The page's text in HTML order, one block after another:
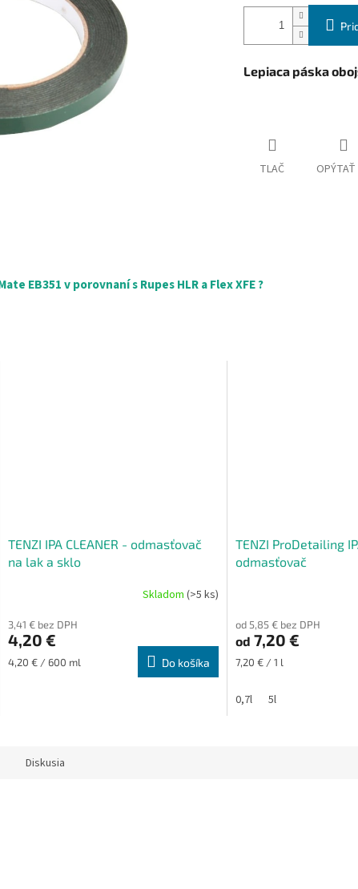
Lepiaca páska
TLAČ
EB351 v porovnaní s Rupes HLR a Flex XFE ?
TENZI IPA CLEANER - odmasťovač
na lak a sklo
Skladom (>5 ks)
3,41 € bez DPH
4,20 €
Jednotková
4,20 € / 600 ml Do košíka
TENZI ProDetailing
odmasťovač
od 5,85 € bez DPH
od 7,20 €
Jednotková
7,20 € / 1 l
0,7l 5l
Diskusia